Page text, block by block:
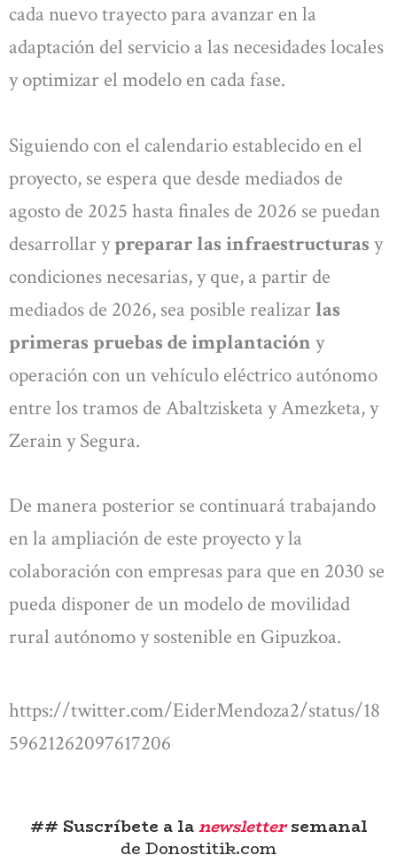
cada nuevo trayecto para avanzar en la
adaptación del servicio a las necesidades locales
y optimizar el modelo en cada fase.
Siguiendo con el calendario establecido en el
proyecto, se espera que desde mediados de
agosto de 2025 hasta finales de 2026 se puedan
desarrollar ypreparar las infraestructuras y
condiciones necesarias, y que, a partir de
mediados de 2026, sea posible realizarlas
primeras pruebas de implantación y
operación con un vehículo eléctrico autónomo
entre los tramos de Abaltzisketa y Amezketa, y
Zerain y Segura.
De manera posterior se continuará trabajando
en la ampliación de este proyecto y la
colaboración con empresas para que en 2030 se
pueda disponer de un modelo de movilidad
rural autónomo y sostenible en Gipuzkoa.
https://twitter.com/EiderMendoza2/status/18
59621262097617206
## Suscríbete a lanewslettersemanal
de Donostitik.com